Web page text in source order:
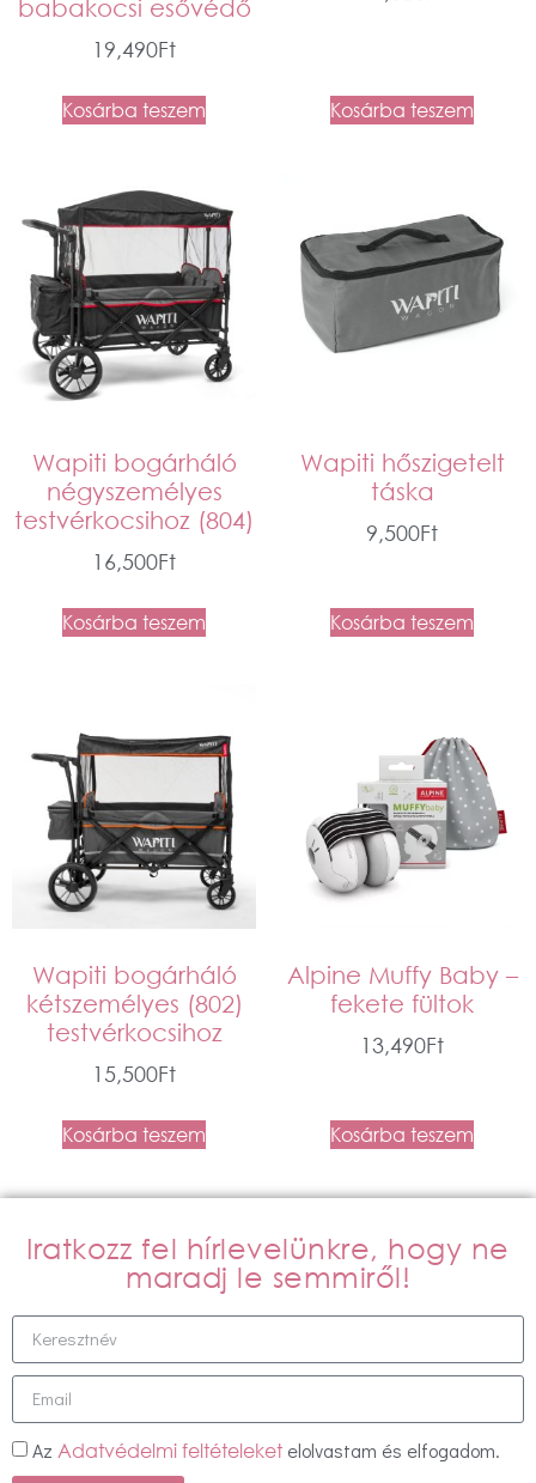
babakocsi esővédő
19,490Ft
Kosárba teszem Kosárba teszem
Wapiti bogárháló
négyszemélyes
testvérkocsihoz (804)
16,500Ft
Kosárba teszem
Wapiti hőszigetelt
táska
9,500Ft
Kosárba teszem
Wapiti bogárháló
kétszemélyes (802)
testvérkocsihoz
15,500Ft
Kosárba teszem
Alpine Muffy Baby –
fekete fültok
13,490Ft
Kosárba teszem
Iratkozz fel hírlevelünkre, hogy ne
maradj le semmiről!
Az Adatvédelmi feltételeket elolvastam és elfogadom.